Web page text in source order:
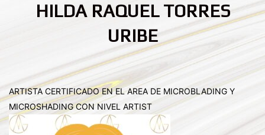
HILDA RAQUEL TORRES
URIBE
ARTISTA CERTIFICADO EN EL AREA DE MICROBLADING Y
MICROSHADING CON NIVEL ARTIST